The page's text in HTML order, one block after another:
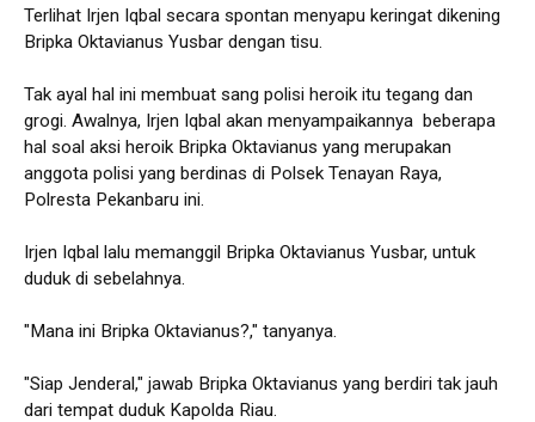
Terlihat Irjen Iqbal secara spontan menyapu keringat dikening
Bripka Oktavianus Yusbar dengan tisu.
Tak ayal hal ini membuat sang polisi heroik itu tegang dan
grogi. Awalnya, Irjen Iqbal akan menyampaikannya beberapa
hal soal aksi heroik Bripka Oktavianus yang merupakan
anggota polisi yang berdinas di Polsek Tenayan Raya,
Polresta Pekanbaru ini.
Irjen Iqbal lalu memanggil Bripka Oktavianus Yusbar, untuk
duduk di sebelahnya.
"Mana ini Bripka Oktavianus?," tanyanya.
"Siap Jenderal," jawab Bripka Oktavianus yang berdiri tak jauh
dari tempat duduk Kapolda Riau.